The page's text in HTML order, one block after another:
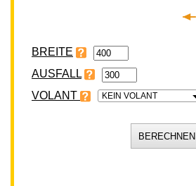
BREITE
VOLANT KEIN VOLANT